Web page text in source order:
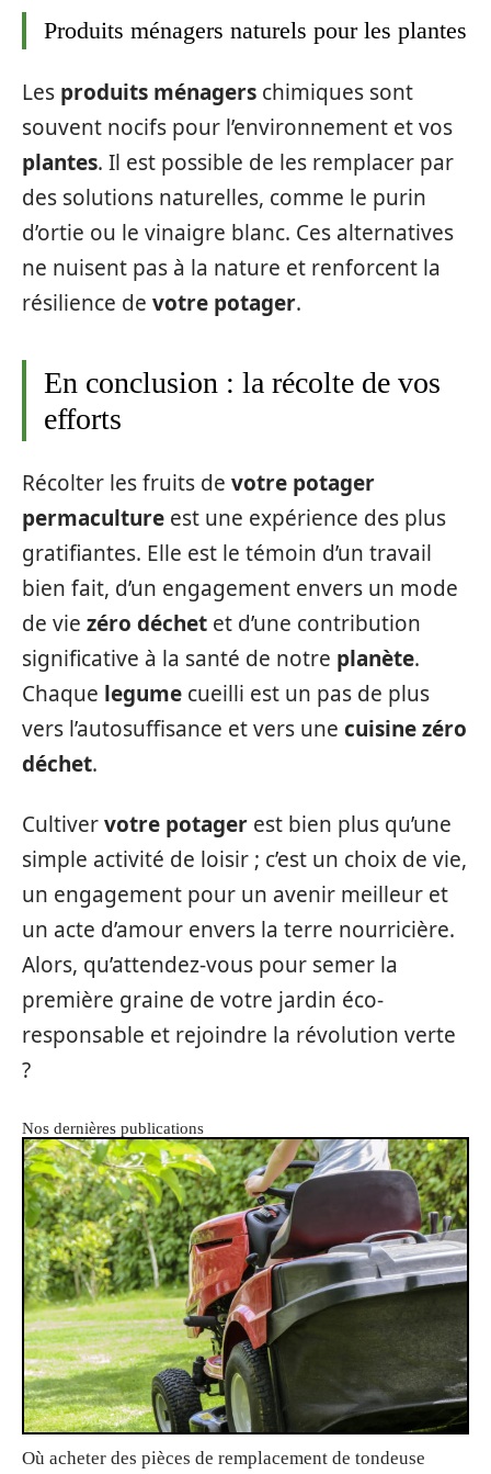
Produits ménagers naturels pour les plantes
Les produits ménagers chimiques sont
souvent nocifs pour l’environnement et vos
plantes. Il est possible de les remplacer par
des solutions naturelles, comme le purin
d’ortie ou le vinaigre blanc. Ces alternatives
ne nuisent pas à la nature et renforcent la
résilience de votre potager.
En conclusion : la récolte de vos
efforts
Récolter les fruits de votre potager
permaculture est une expérience des plus
gratifiantes. Elle est le témoin d’un travail
bien fait, d’un engagement envers un mode
de vie zéro déchet et d’une contribution
significative à la santé de notre planète.
Chaque legume cueilli est un pas de plus
vers l’autosuffisance et vers une cuisine zéro
déchet.
Cultivervotre potager est bien plus qu’une
simple activité de loisir ; c’est un choix de vie,
un engagement pour un avenir meilleur et
un acte d’amour envers la terre nourricière.
Alors, qu’attendez-vous pour semer la
première graine de votre jardin éco-
responsable et rejoindre la révolution verte
?
Nos dernières publications
Où acheter des pièces de remplacement de tondeuse